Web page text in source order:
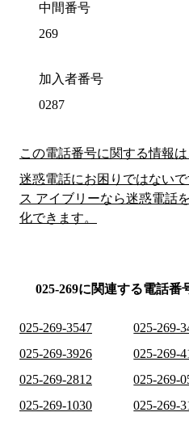
中間番号
269
加入者番号
0287
この電話番号に関する情報
迷惑電話にお困りではない
ス アイブリーなら迷惑電話
化できます。
025-269に関連する電話番
025-269-3547 025-269-
025-269-3926
025-269-
025-269-2812
025-269-
025-269-1030
025-269-